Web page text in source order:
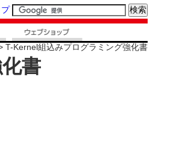
書
T-Kernel組込みプログラミング強化書